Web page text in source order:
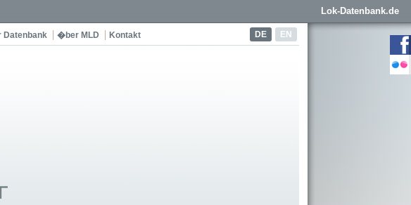
Lok-Datenbank.de
DE EN
Datenbank �ber MLD Kontakt